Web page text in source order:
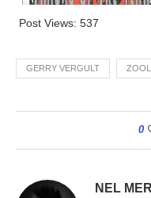
Post Views: 537
GERRY VERGULT ZOOL.
0
NEL